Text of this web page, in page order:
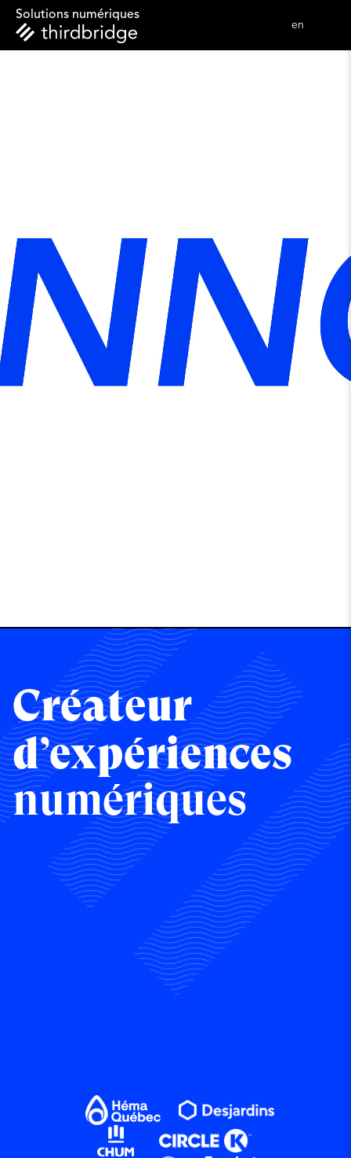
Solutions numériques
en
numériques
mobiles
Créateur
d’expériences